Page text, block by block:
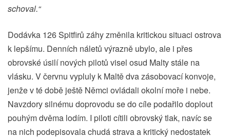
schoval.“
Dodávka 126 Spitfirů záhy změnila kritickou situaci ostrova
k lepšímu. Denních náletů výrazně ubylo, ale i přes
obrovské úsilí nových pilotů visel osud Malty stále na
vlásku. V červnu vypluly k Maltě dva zásobovací konvoje,
jenže v té době ještě Němci ovládali okolní moře i nebe.
Navzdory silnému doprovodu se do cíle podařilo doplout
pouhým dvěma lodím. I piloti cítili obrovský tlak, navíc se
na nich podepisovala chudá strava a kritický nedostatek